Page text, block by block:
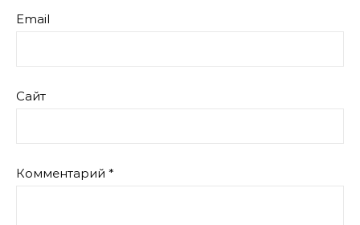
Email
Сайт
Комментарий *